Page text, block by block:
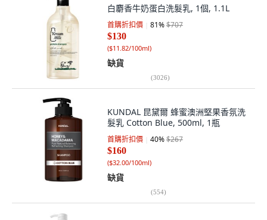
白麝香牛奶蛋白洗髮乳, 1個, 1.1L
首購折扣價 81%$707
$130
($11.82/100ml)
缺貨
(3026)
KUNDAL 昆黛爾 蜂蜜澳洲堅果香氛洗
髮乳 Cotton Blue, 500ml, 1瓶
首購折扣價 40%$267
$160
($32.00/100ml)
缺貨
(554)